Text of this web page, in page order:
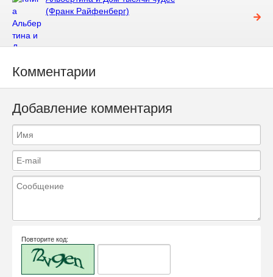
(Франк Райфенберг)
Комментарии
Добавление комментария
Повторите код: